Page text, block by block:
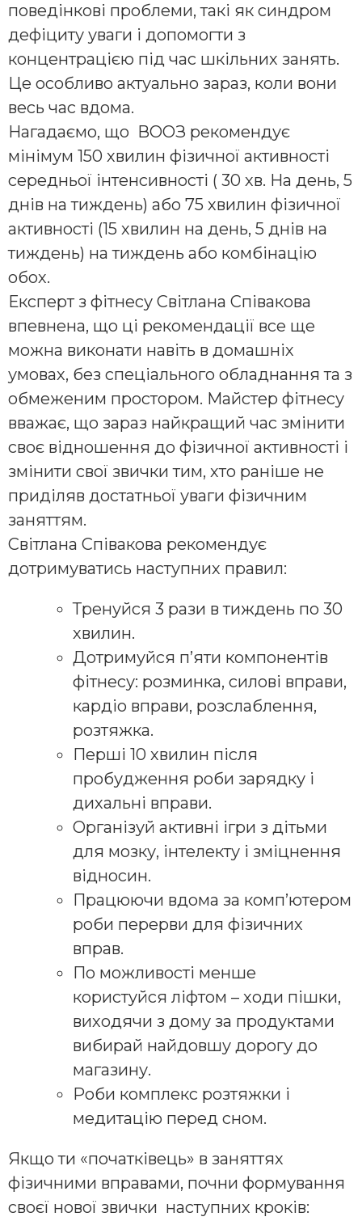
поведінкові проблеми, такі як синдром
дефіциту уваги і допомогти з
концентрацією під час шкільних занять.
Це особливо актуально зараз, коли вони
весь час вдома.
Нагадаємо, що ВООЗ рекомендує
мінімум 150 хвилин фізичної активності
середньої інтенсивності ( 30 хв. На день, 5
днів на тиждень) або 75 хвилин фізичної
активності (15 хвилин на день, 5 днів на
тиждень) на тиждень або комбінацію
обох.
Експерт з фітнесу Світлана Співакова
впевнена, що ці рекомендації все ще
можна виконати навіть в домашніх
умовах, без спеціального обладнання та з
обмеженим простором. Майстер фітнесу
вважає, що зараз найкращий час змінити
своє відношення до фізичної активності і
змінити свої звички тим, хто раніше не
приділяв достатньої уваги фізичним
заняттям.
Світлана Співакова рекомендує
дотримуватись наступних правил:
Тренуйся 3 рази в тиждень по 30
хвилин.
Дотримуйся п’яти компонентів
фітнесу: розминка, силові вправи,
кардіо вправи, розслаблення,
розтяжка.
Перші 10 хвилин після
пробудження роби зарядку і
дихальні вправи.
Організуй активні ігри з дітьми
для мозку, інтелекту і зміцнення
відносин.
Працюючи вдома за комп’ютером
роби перерви для фізичних
вправ.
По можливості менше
користуйся ліфтом – ходи пішки,
виходячи з дому за продуктами
вибирай найдовшу дорогу до
магазину.
Роби комплекс розтяжки і
медитацію перед сном.
Якщо ти «початківець» в заняттях
фізичними вправами, почни формування
своєї нової звички наступних кроків: